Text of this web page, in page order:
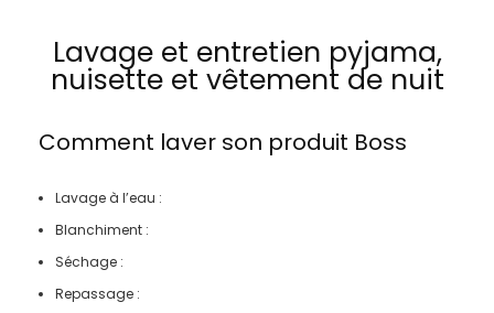
Lavage et entretien pyjama,
nuisette et vêtement de nuit
Comment laver son produit Boss
Lavage à l’eau :
Blanchiment :
Séchage :
Repassage :